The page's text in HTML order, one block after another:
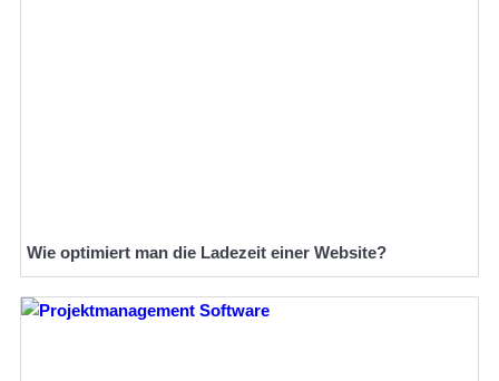
Wie optimiert man die Ladezeit einer Website?